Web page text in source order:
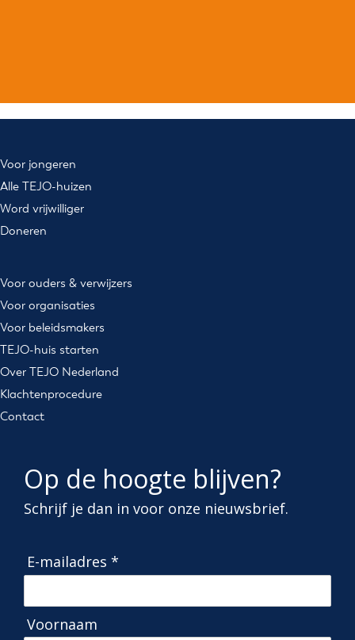
Voor jongeren
Alle TEJO-huizen
Word vrijwilliger
Doneren
Voor ouders & verwijzers
Voor organisaties
Voor beleidsmakers
TEJO-huis starten
Over TEJO Nederland
Klachtenprocedure
Contact
Op de hoogte blijven?
Schrijf je dan in voor onze nieuwsbrief.
E-mailadres *
Voornaam